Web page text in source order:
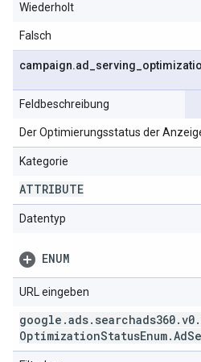
Wiederholt
Falsch
campaign.ad serving
Feldbeschreibung
Der Optimierungsstatus der
Kategorie
ATTRIBUTE
Datentyp
ENUM
URL eingeben
google .ads. searchads360.v0.
OptimizationStatusEnum.Ad